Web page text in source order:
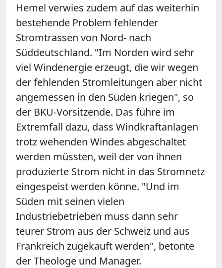
Hemel verwies zudem auf das weiterhin
bestehende Problem fehlender
Stromtrassen von Nord- nach
Süddeutschland. "Im Norden wird sehr
viel Windenergie erzeugt, die wir wegen
der fehlenden Stromleitungen aber nicht
angemessen in den Süden kriegen", so
der BKU-Vorsitzende. Das führe im
Extremfall dazu, dass Windkraftanlagen
trotz wehenden Windes abgeschaltet
werden müssten, weil der von ihnen
produzierte Strom nicht in das Stromnetz
eingespeist werden könne. "Und im
Süden mit seinen vielen
Industriebetrieben muss dann sehr
teurer Strom aus der Schweiz und aus
Frankreich zugekauft werden", betonte
der Theologe und Manager.